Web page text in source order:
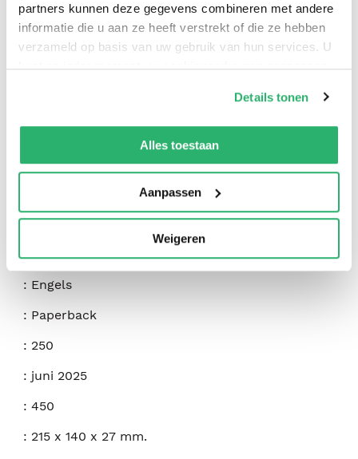
partners kunnen deze gegevens combineren met andere
informatie die u aan ze heeft verstrekt of die ze hebben
verzameld op basis van uw gebruik van hun services. U
kunt op ieder moment uw cookievoorkeuren aanpassen
We werken samen met42 derdendie uw gegevens
kunnen ontvangen en verwerken.
Details tonen
Alles toestaan
Aanpassen
Weigeren
:Inc. Brandylane Publishers
:9781966369271
: Engels
: Paperback
: 250
: juni 2025
: 450
: 215 x 140 x 27 mm.